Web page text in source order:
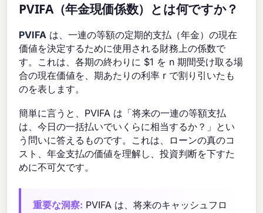
PVIFA（年金現価係数）とは何ですか？
PVIFA は、一連の等額の定期的支払（年金）の現在
価値を決定するために使用される財務上の係数で
す。これは、各期の終わりに $1 を n 期間受け取る場
合の現在価値を、期あたりの利率 r で割り引いたも
のを表します。
簡単に言うと、PVIFA は「将来の一連の等額支払
は、今日の一括払いでいくらに相当するか？」とい
う問いに答えるものです。これは、ローンの真のコ
スト、年金支払の価値を理解し、投資判断を下すた
めに不可欠です。
重要な洞察: PVIFA は、将来のキャッシュフロ